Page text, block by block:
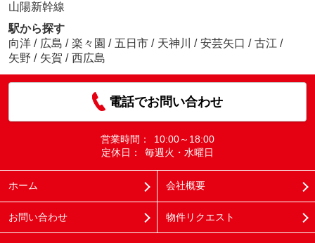
山陽新幹線
駅から探す
向洋 / 広島 / 楽々園 / 五日市 / 天神川 / 安芸矢口 / 古江 /
矢野 / 矢賀 / 西広島
電話でお問い合わせ
営業時間：
10:00～18:00
定休日：
毎週火・水曜日
ホーム 会社概要
お問い合わせ 物件リクエスト